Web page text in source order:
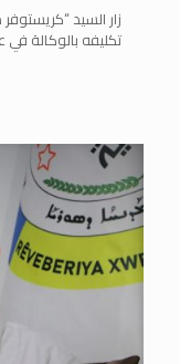
زار السيد
تكليفه بالوكالة في